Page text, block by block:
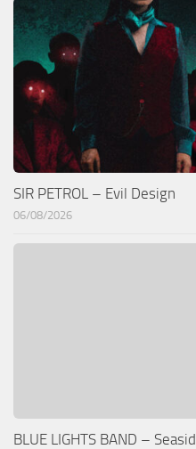
SIR PETROL – Evil Design
06/08/2026
BLUE LIGHTS BAND –